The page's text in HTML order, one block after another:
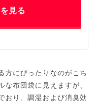
見る
方にぴったりなのがこち
な布団袋に見えますが、
おり、調湿および消臭効